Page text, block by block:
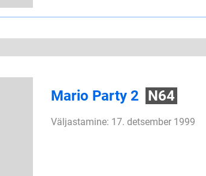
Mario Party 2 N64
Väljastamine: 17. detsember 1999